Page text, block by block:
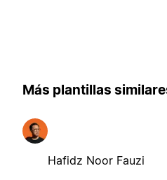
Más plantillas
Hafidz Noor Fauzi